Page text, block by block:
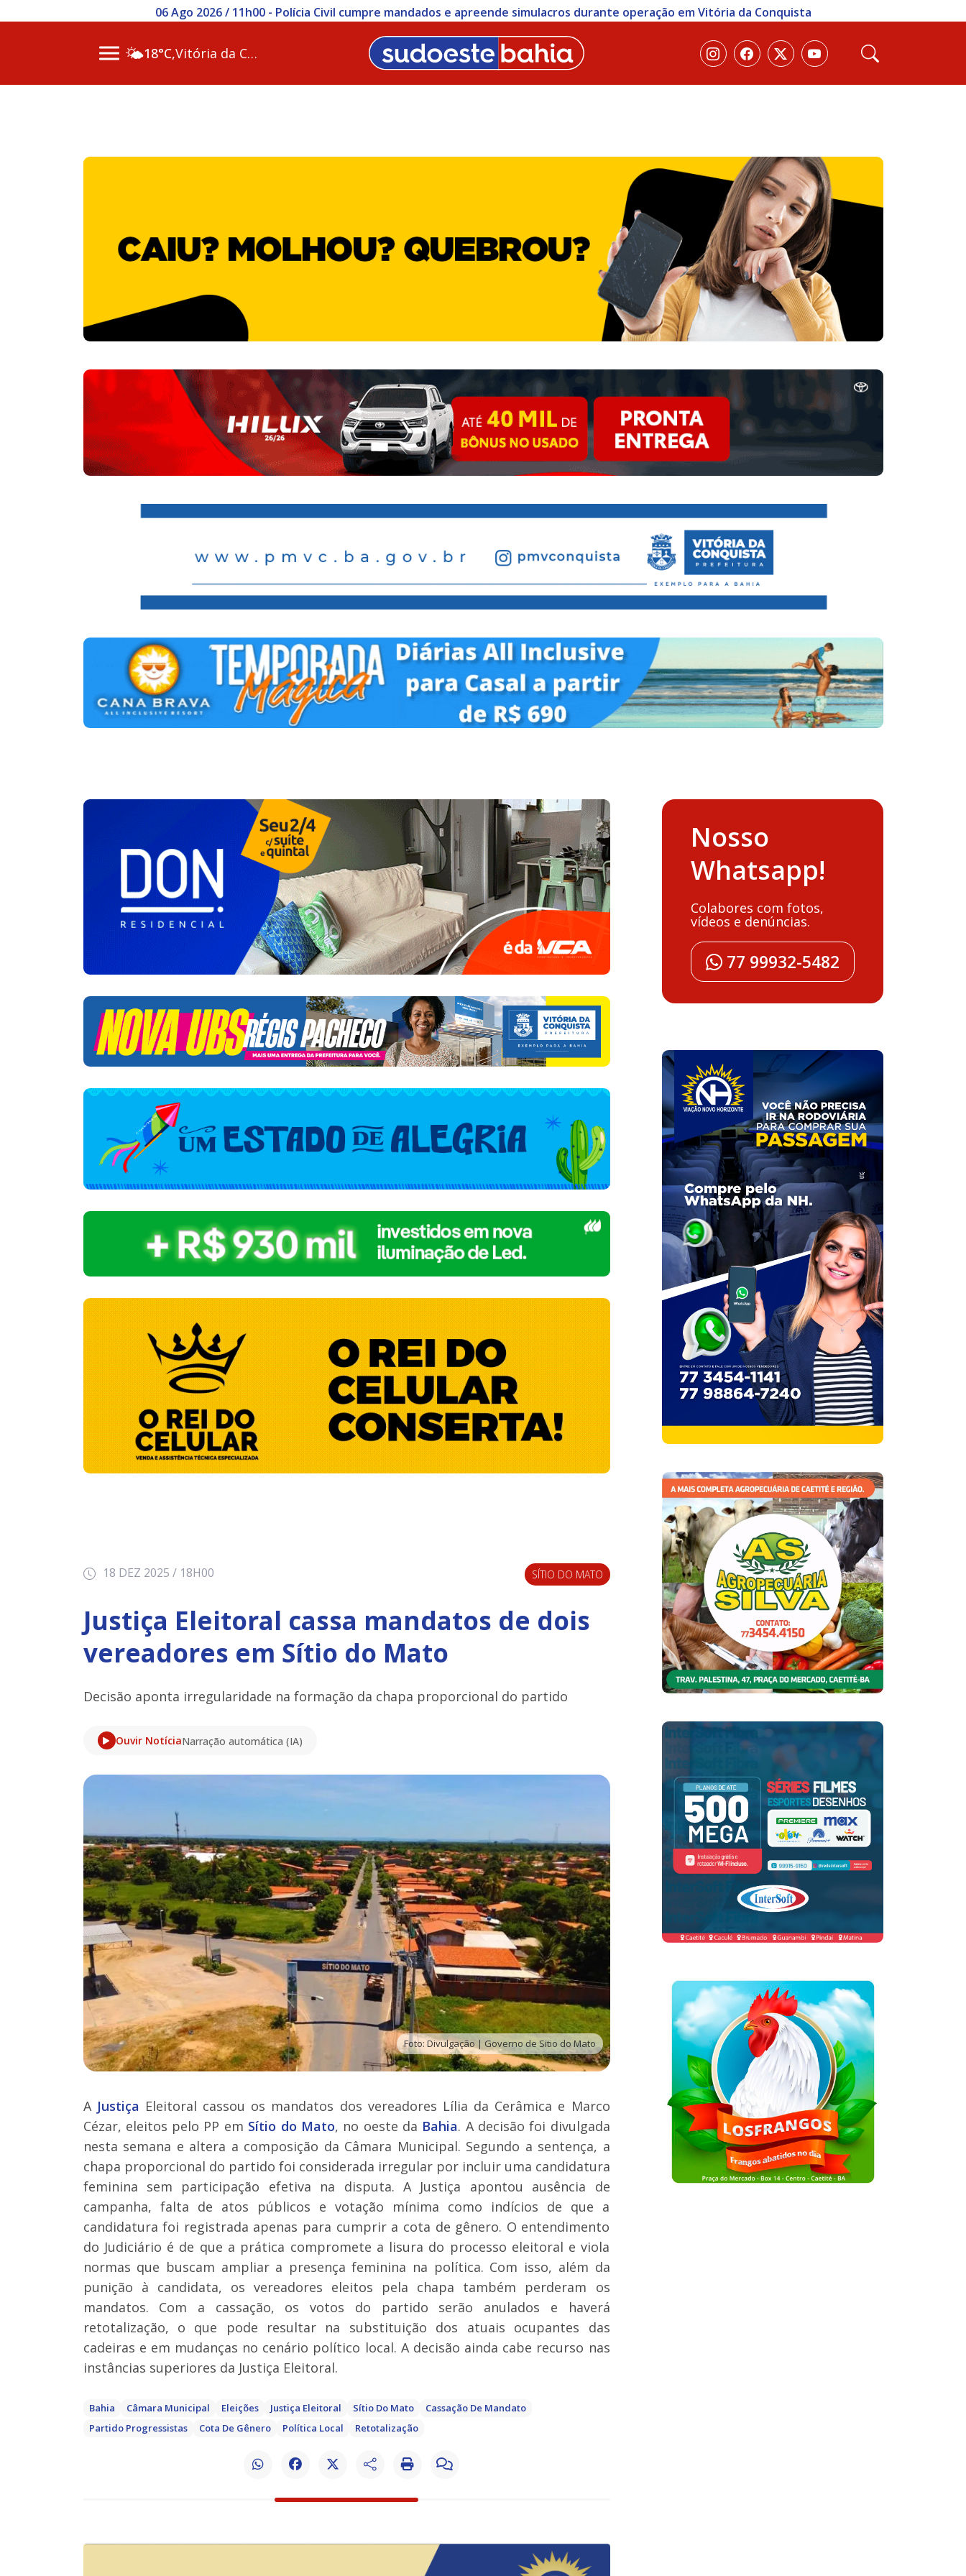
06 Ago 2026 / 11h00 - Polícia Civil cumpre mandados e apreende simulacros durante operação em Vitória da Conquista
🌤️18°C, Vitória da Conq…
18 DEZ 2025 / 18H00 SÍTIO DO MATO
Justiça Eleitoral cassa mandatos de dois
vereadores em Sítio do Mato
Decisão aponta irregularidade na formação da chapa proporcional do partido
Ouvir NotíciaNarração automática (IA)
Foto: Divulgação | Governo de Sitio do Mato
A Justiça Eleitoral cassou os mandatos dos vereadores Lília da Cerâmica e Marco
Cézar, eleitos pelo PP em Sítio do Mato, no oeste da Bahia. A decisão foi divulgada
nesta semana e altera a composição da Câmara Municipal. Segundo a sentença, a
chapa proporcional do partido foi considerada irregular por incluir uma candidatura
feminina sem participação efetiva na disputa. A Justiça apontou ausência de
campanha, falta de atos públicos e votação mínima como indícios de que a
candidatura foi registrada apenas para cumprir a cota de gênero. O entendimento
do Judiciário é de que a prática compromete a lisura do processo eleitoral e viola
normas que buscam ampliar a presença feminina na política. Com isso, além da
punição à candidata, os vereadores eleitos pela chapa também perderam os
mandatos. Com a cassação, os votos do partido serão anulados e haverá
retotalização, o que pode resultar na substituição dos atuais ocupantes das
cadeiras e em mudanças no cenário político local. A decisão ainda cabe recurso nas
instâncias superiores da Justiça Eleitoral.
Bahia Câmara Municipal Eleições Justiça Eleitoral Sítio Do Mato
Cassação De Mandato
Partido Progressistas
Cota De Gênero Política Local Retotalização
Nosso
Whatsapp!
Colabores com fotos,
vídeos e denúncias.
77 99932-5482